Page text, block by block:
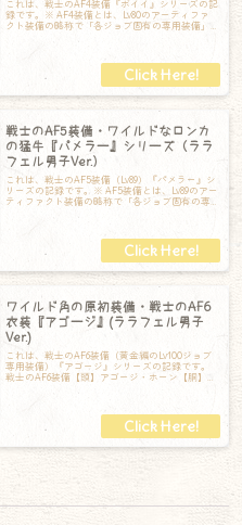
これは、戦士のAF4装備『ボイイ』シリーズの記
録です。※ AF4装備とは、Lv80のアーティファ
クト装備の略称で「各ジョブ固有の専用装備」
戦士のAF5装備・ワイルドなロンカ
の猛牛『パメラー』シリーズ（ララ
フェル男子Ver.）
これは、戦士のAF5装備（Lv89）『パメラー』シ
リーズの記録です。※ AF5装備とは、Lv89のアー
ティファクト装備の略称で「各ジョブ固有の専
ワイルド角の原初装備・戦士のAF6
衣装『アゴージ』(ララフェル男子
Ver.)
これは、戦士のAF6装備（黄金編のLv100ジョブ
専用装備）『アゴージ』シリーズの記録です。
戦士のAF6装備【頭】アゴージ・ホーン【胴】ア